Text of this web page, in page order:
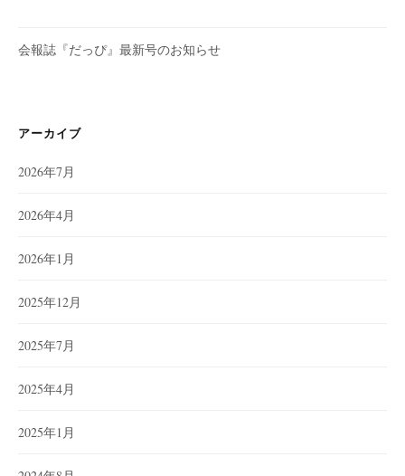
会報誌『だっぴ』最新号のお知らせ
アーカイブ
2026年7月
2026年4月
2026年1月
2025年12月
2025年7月
2025年4月
2025年1月